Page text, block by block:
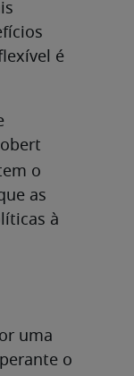
é
o
as
à
uma
o